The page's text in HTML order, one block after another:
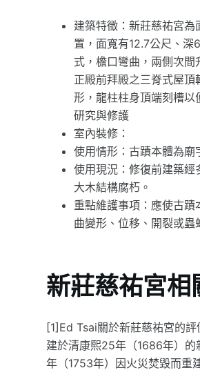
建築特徵：新莊慈祐宮
置，面寬有12.7公尺、
式，檐口彎曲，兩側次
正殿前拜殿之三脊式屋
形，龍柱柱身頂端刻槽
研究與修護
室內裝修：
使用情形：古蹟本體為廟
使用現況：修復前建築
大木結構腐朽。
重點維護事項：應使古
曲變形、位移、開裂或蟲
新莊慈祐宮相
[1]Ed Tsai關於新莊慈祐宮的評
建於清康熙25年（1686年）
年（1753年）因火災焚毀而重